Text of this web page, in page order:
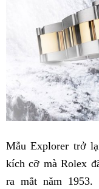
Mẫu Explorer trở
kích cỡ mà Rolex
ra mắt năm